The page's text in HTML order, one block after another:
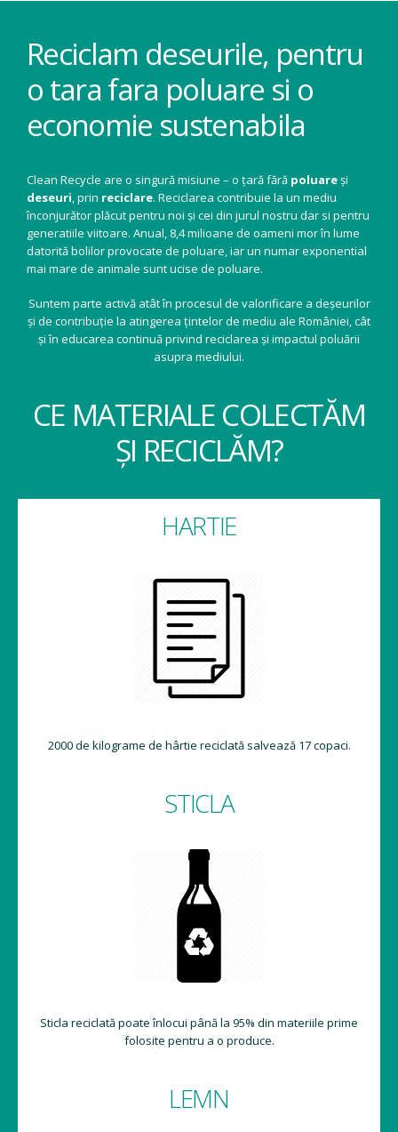
Reciclam deseurile, pentru
o tara fara poluare si o
economie sustenabila
Clean Recycle are o singură misiune – o țară fără poluareși
deseuri, prin reciclare. Reciclarea contribuie la un mediu
înconjurător plăcut pentru noi și cei din jurul nostru dar si pentru
generatiile viitoare. Anual, 8,4 milioane de oameni mor în lume
datorită bolilor provocate de poluare, iar un numar exponential
mai mare de animale sunt ucise de poluare.
Suntem parte activă atât în procesul de valorificare a deșeurilor
și de contribuție la atingerea țintelor de mediu ale României, cât
și în educarea continuă privind reciclarea și impactul poluării
asupra mediului.
CE MATERIALE COLECTĂM
ȘI RECICLĂM?
HARTIE
2000 de kilograme de hârtie reciclată salvează 17 copaci.
STICLA
Sticla reciclată poate înlocui până la 95% din materiile prime
folosite pentru a o produce.
LEMN